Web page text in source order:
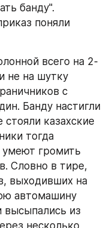
банду".
поняли
всего на 2-
не на шутку
с
Банду настигли
стояли казахские
тогда
умеют громить
Словно в тире,
выходивших на
автомашину
высыпались из